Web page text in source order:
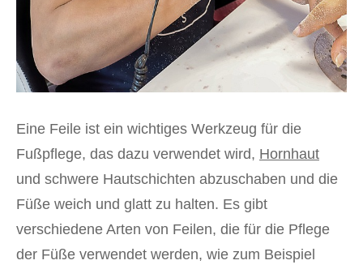
Eine Feile ist ein wichtiges Werkzeug für die
Fußpflege, das dazu verwendet wird, Hornhaut
und schwere Hautschichten abzuschaben und die
Füße weich und glatt zu halten. Es gibt
verschiedene Arten von Feilen, die für die Pflege
der Füße verwendet werden, wie zum Beispiel